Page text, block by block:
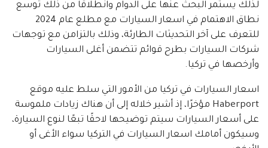
لذلك يستمر البحث عنها على الدوام وانطلاقًا من ذلك توسع
نطاق الاهتمام في اسعار السيارات مع مطلع عام 2024
للتعرف على آخر التحديثات الطارئة، وذلك بالتزامن مع توجهات
شركات السيارات بطرح قوائم تتضمن أغلى السيارات
وأرخصها في تركيا.
اسعار السيارات في تركيا من الأمور التي سلط عليه موقع
Haberport مؤخرًا، إذ أشير خلاله إلى أن هناك زيادات ملموسة
على أسعار السيارات سيتم توضيحها لاحقًا تبعًا لنوع السيارة،
وسيكون أمامك اسعار السيارات في التركيا سواء الأغى أو